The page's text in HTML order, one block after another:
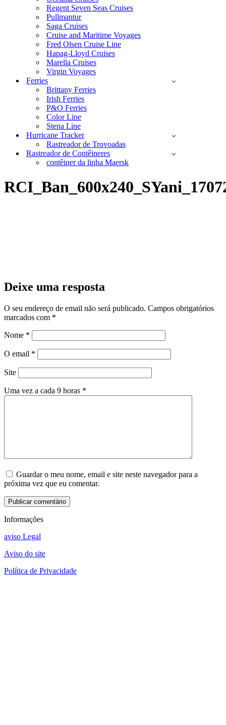
Regent Seven Seas Cruises
Pullmantur
Saga Cruises
Cruise and Maritime Voyages
Fred Olsen Cruise Line
Hapag-Lloyd Cruises
Marella Cruises
Virgin Voyages
Ferries
Brittany Ferries
Irish Ferries
P&O Ferries
Color Line
Stena Line
Hurricane Tracker
Rastreador de Trovoadas
Rastreador de Contêineres
contêiner da linha Maersk
Deixe uma resposta
O seu endereço de email não será publicado. Campos obrigatórios
marcados com *
Nome *
O email *
Site
Uma vez a cada 9 horas *
Guardar o meu nome, email e site neste navegador para a
próxima vez que eu comentar.
Informações
aviso Legal
Aviso do site
Política de Privacidade